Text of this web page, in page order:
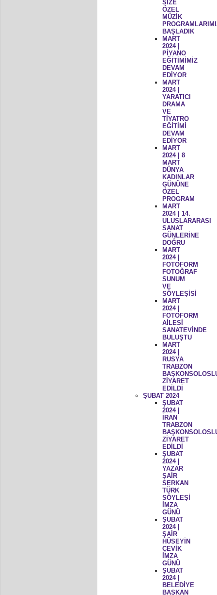
SİZE
ÖZEL
MÜZİK
BAŞLADIK
MART
2024 |
PİYANO
EĞİTİMİMİZ
DEVAM
EDİYOR
MART
2024 |
YARATICI
DRAMA
VE
TİYATRO
EĞİTİMİ
DEVAM
EDİYOR
MART
2024 | 8
MART
DÜNYA
KADINLAR
GÜNÜNE
ÖZEL
PROGRAM
MART
2024 | 14.
ULUSLARARASI
SANAT
GÜNLERİNE
DOĞRU
MART
2024 |
FOTOFORM
FOTOĞRAF
SUNUM
VE
SÖYLEŞİSİ
MART
2024 |
FOTOFORM
AİLESİ
SANATEVİNDE
BULUŞTU
MART
2024 |
RUSYA
TRABZON
ZİYARET
EDİLDİ
ŞUBAT 2024
ŞUBAT
2024 |
İRAN
TRABZON
ZİYARET
EDİLDİ
ŞUBAT
2024 |
YAZAR
ŞAİR
SERKAN
TÜRK
SÖYLEŞİ
İMZA
GÜNÜ
ŞUBAT
2024 |
ŞAİR
HÜSEYİN
ÇEVİK
İMZA
GÜNÜ
ŞUBAT
2024 |
BELEDİYE
BAŞKAN